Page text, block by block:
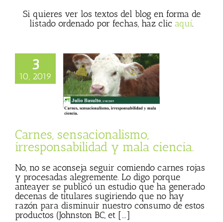
Si quieres ver los textos del blog en forma de
listado ordenado por fechas, haz clic aquí.
3
10, 2019
y mala
ciencia.
Basulto
Carnes, sensacionalismo,
irresponsabilidad y mala ciencia.
No, no se aconseja seguir comiendo carnes rojas
y procesadas alegremente. Lo digo porque
anteayer se publicó un estudio que ha generado
decenas de titulares sugiriendo que no hay
razón para disminuir nuestro consumo de estos
productos (Johnston BC, et [...]